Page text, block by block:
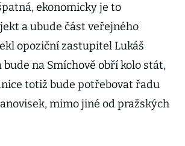
ekonomicky je to
a ubude část veřejného
opoziční zastupitel Lukáš
bude na Smíchově obří kolo stát,
totiž bude potřebovat řadu
mimo jiné od pražských